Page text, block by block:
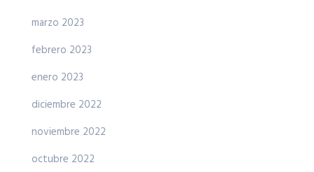
marzo 2023
febrero 2023
enero 2023
diciembre 2022
noviembre 2022
octubre 2022